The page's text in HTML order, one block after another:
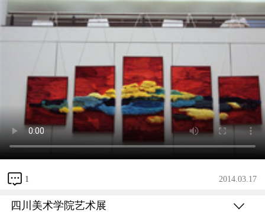
1 2014.03.17
四川美术学院艺术展